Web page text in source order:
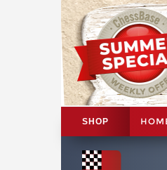
SHOP